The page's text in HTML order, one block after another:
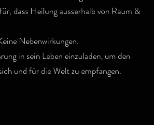
dass Heilung ausserhalb von Raum &
Nebenwirkungen.
in sein Leben einzuladen, um den
und für die Welt zu empfangen.